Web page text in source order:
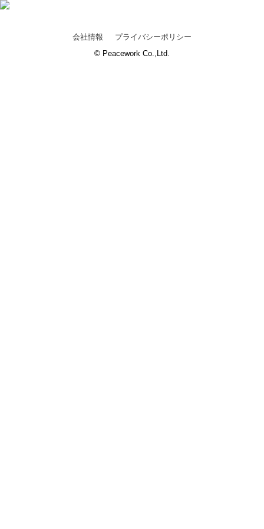
会社情報
プライバシーポリシー
© Peacework Co.,Ltd.